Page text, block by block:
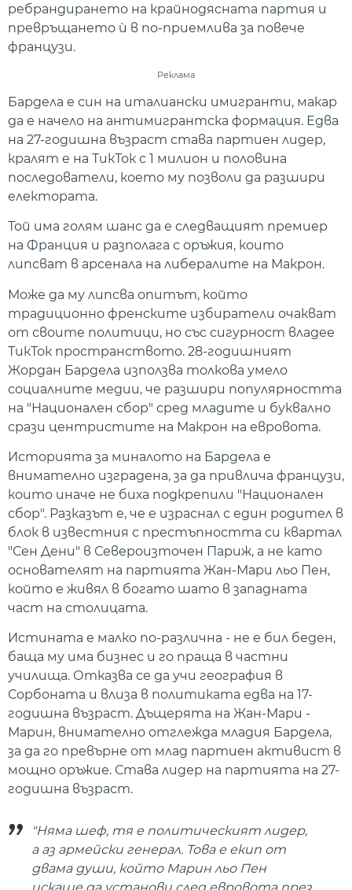
ребрандирането на крайнодясната партия и
превръщането ѝ в по-приемлива за повече
французи.
Реклама
Бардела е син на италиански имигранти, макар
да е начело на антимигрантска формация. Едва
на 27-годишна възраст става партиен лидер,
кралят e на ТикТок с 1 милион и половина
последователи, което му позволи да разшири
електората.
Той има голям шанс да е следващият премиер
на Франция и разполага с оръжия, които
липсват в арсенала на либералите на Макрон.
Може да му липсва опитът, който
традиционно френските избиратели очакват
от своите политици, но със сигурност владее
ТикТок пространството. 28-годишният
Жордан Бардела използва толкова умело
социалните медии, че разшири популярността
на "Национален сбор" сред младите и буквално
срази центристите на Макрон на евровота.
Историята за миналото на Бардела е
внимателно изградена, за да привлича французи,
които иначе не биха подкрепили "Национален
сбор". Разказът е, че е израснал с един родител в
блок в известния с престъпността си квартал
"Сен Дени" в Североизточен Париж, а не като
основателят на партията Жан-Мари льо Пен,
който е живял в богато шато в западната
част на столицата.
Истината е малко по-различна - не е бил беден,
баща му има бизнес и го праща в частни
училища. Отказва се да учи география в
Сорбоната и влиза в политиката едва на 17-
годишна възраст. Дъщерята на Жан-Мари -
Марин, внимателно отглежда младия Бардела,
за да го превърне от млад партиен активист в
мощно оръжие. Става лидер на партията на 27-
годишна възраст.
"Няма шеф, тя е политическият лидер,
а аз армейски генерал. Това е екип от
двама души, който Марин льо Пен